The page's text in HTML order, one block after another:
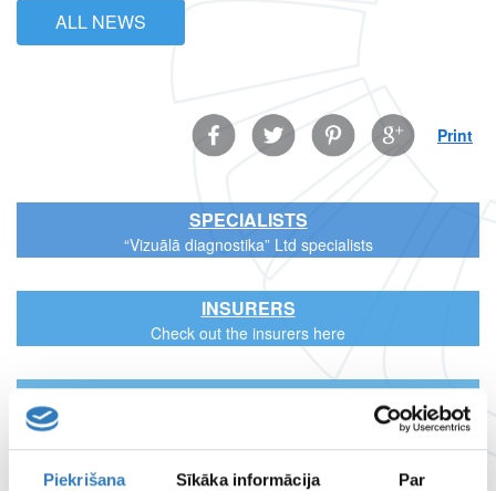
Piekrišana Sīkāka informācija Par
ALL NEWS
FacebookTwitter Pinterest Google Print
SPECIALISTS
“Vizuālā diagnostika” Ltd specialists
INSURERS
Check out the insurers here
CENTRE OF REMOTE DIAGNOSTICS